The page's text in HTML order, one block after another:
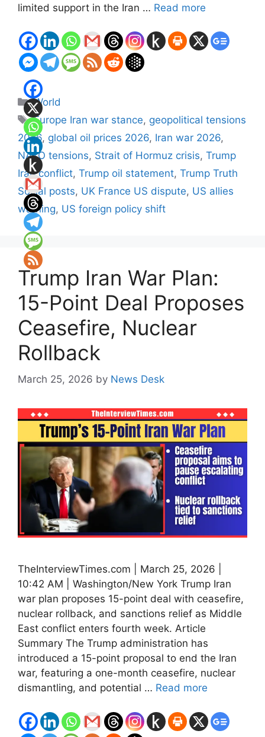
limited support in the Iran … Read more
Categories
World
Tags
Europe Iran war stance, geopolitical tensions
2026, global oil prices 2026, Iran war 2026,
NATO tensions, Strait of Hormuz crisis, Trump
Iran conflict, Trump oil statement, Trump Truth
Social posts, UK France US dispute, US allies
warning, US foreign policy shift
Trump Iran War Plan:
15-Point Deal Proposes
Ceasefire, Nuclear
Rollback
March 25, 2026 by News Desk
TheInterviewTimes.com | March 25, 2026 |
10:42 AM | Washington/New York Trump Iran
war plan proposes 15-point deal with ceasefire,
nuclear rollback, and sanctions relief as Middle
East conflict enters fourth week. Article
Summary The Trump administration has
introduced a 15-point proposal to end the Iran
war, featuring a one-month ceasefire, nuclear
dismantling, and potential … Read more